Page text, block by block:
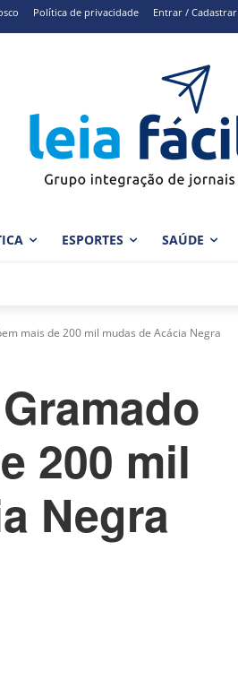
Política de privacidade Entrar / Cadastrar
ESPORTES SAÚDE
mais de 200 mil mudas de Acácia Negra
200 mil
Negra